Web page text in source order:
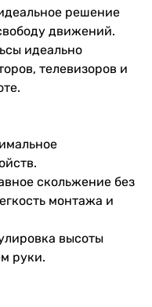
решение
движений.
идеально
телевизоров и
скольжение без
монтажа и
высоты
руки.